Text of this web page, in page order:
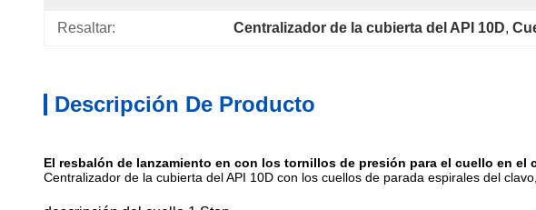
Resaltar: Centralizador de la cubierta del API 10D,
Descripción De Producto
El resbalón de lanzamiento en con los tornillos de presión para el cuello en
Centralizador de la cubierta del API 10D con los cuellos de parada espirales del